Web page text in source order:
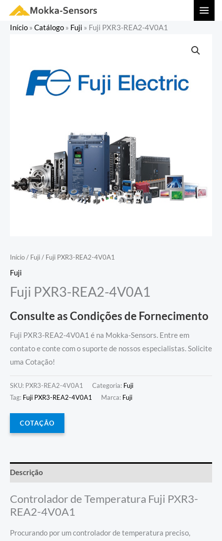
Início » Catálogo » Fuji » Fuji PXR3-REA2-4V0A1
Início/ Fuji/ Fuji PXR3-REA2-4V0A1
Fuji
Fuji PXR3-REA2-4V0A1
Consulte as Condições de Fornecimento
Fuji PXR3-REA2-4V0A1 é na Mokka-Sensors. Entre em
contato e conte com o suporte de nossos especialistas. Solicite
uma Cotação!
SKU: PXR3-REA2-4V0A1 Categoria: Fuji
Tag: Fuji PXR3-REA2-4V0A1 Marca: Fuji
COTAÇÃO
Descrição
Controlador de Temperatura Fuji PXR3-
REA2-4V0A1
Procurando por um controlador de temperatura preciso,